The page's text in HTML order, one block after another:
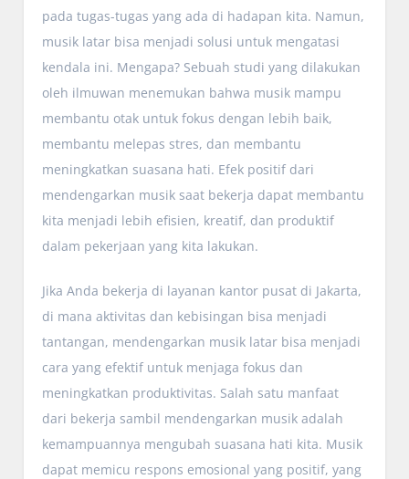
pada tugas-tugas yang ada di hadapan kita. Namun,
musik latar bisa menjadi solusi untuk mengatasi
kendala ini. Mengapa? Sebuah studi yang dilakukan
oleh ilmuwan menemukan bahwa musik mampu
membantu otak untuk fokus dengan lebih baik,
membantu melepas stres, dan membantu
meningkatkan suasana hati. Efek positif dari
mendengarkan musik saat bekerja dapat membantu
kita menjadi lebih efisien, kreatif, dan produktif
dalam pekerjaan yang kita lakukan.
Jika Anda bekerja di layanan kantor pusat di Jakarta,
di mana aktivitas dan kebisingan bisa menjadi
tantangan, mendengarkan musik latar bisa menjadi
cara yang efektif untuk menjaga fokus dan
meningkatkan produktivitas. Salah satu manfaat
dari bekerja sambil mendengarkan musik adalah
kemampuannya mengubah suasana hati kita. Musik
dapat memicu respons emosional yang positif, yang